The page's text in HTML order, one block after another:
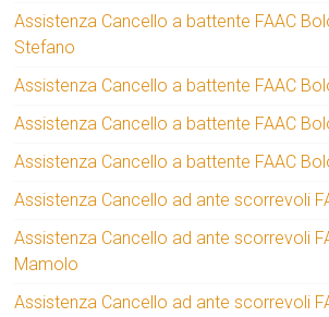
Assistenza Cancello a battente FAAC
Stefano
Assistenza Cancello a battente FAAC
Assistenza Cancello a battente FAAC
Assistenza Cancello a battente FAAC
Assistenza Cancello ad ante scorrevoli
Assistenza Cancello ad ante scorrevoli
Mamolo
Assistenza Cancello ad ante scorrevoli